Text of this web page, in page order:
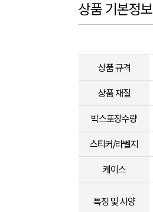
상품 기본정보
상품 규격
상품 재질
박스포장수량
스티커/라벨지
케이스
특징 및 사양